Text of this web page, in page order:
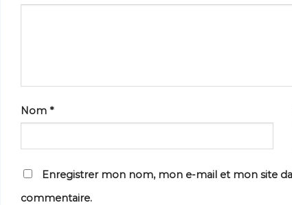
Nom *
Enregistrer mon nom, mon e-mail et mon site
commentaire.